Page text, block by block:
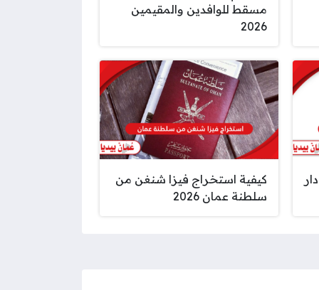
مسقط للوافدين والمقيمين
2026
كيفية استخراج فيزا شنغن من
سلطنة عمان 2026